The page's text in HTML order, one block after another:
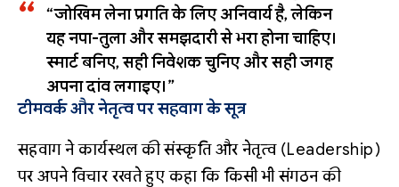
“जोखिम लेना प्रगति के लिए अनिवार्य है, लेकिन
यह नपा-तुला और समझदारी से भरा होना चाहिए।
स्मार्ट बनिए, सही निवेशक चुनिए और सही जगह
अपना दांव लगाइए।”
टीमवर्क और नेतृत्व पर सहवाग के सूत्र
सहवाग ने कार्यस्थल की संस्कृति और नेतृत्व (Leadership)
पर अपने विचार रखते हुए कहा कि किसी भी संगठन की